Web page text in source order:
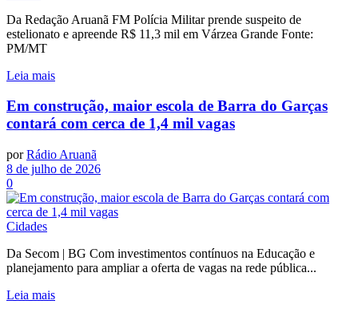
Da Redação Aruanã FM Polícia Militar prende suspeito de
estelionato e apreende R$ 11,3 mil em Várzea Grande Fonte:
PM/MT
Leia mais
Em construção, maior escola de Barra do Garças
contará com cerca de 1,4 mil vagas
por Rádio Aruanã
8 de julho de 2026
0
Cidades
Da Secom | BG Com investimentos contínuos na Educação e
planejamento para ampliar a oferta de vagas na rede pública...
Leia mais